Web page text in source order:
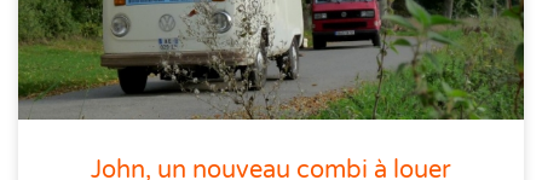
John, un nouveau combi à louer